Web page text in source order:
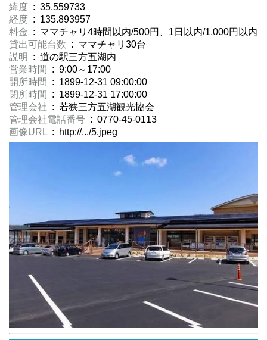
緯度 : 35.559733
経度 : 135.893957
料金 : ママチャリ4時間以内/500円、1日以内/1,000円以内
貸出可能台数 : ママチャリ30台
説明
: 道の駅三方五湖内
営業時間
: 9:00～17:00
開所時間
: 1899-12-31 09:00:00
閉所時間
: 1899-12-31 17:00:00
管理会社 : 若狭三方五湖観光協会
管理会社電話番号 : 0770-45-0113
画像URL : http://.../5.jpeg